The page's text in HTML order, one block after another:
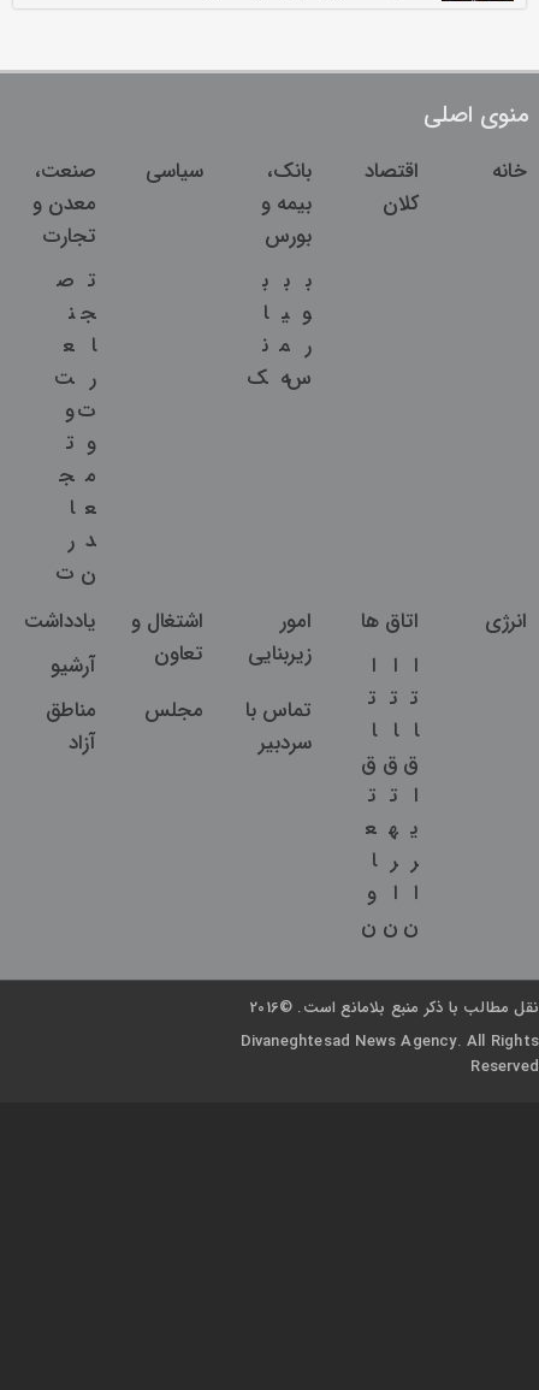
منوی اصلی
خانه
اقتصاد
کلان
بانک،
بیمه و
بورس
ب
و
ر
س
ب
ی
م
ه
ب
ا
ن
ک
سیاسی
صنعت،
معدن و
تجارت
ت
ج
ا
ر
ت
و
م
ع
د
ن
ص
ن
ع
ت
و
ت
ج
ا
ر
ت
انرژی
اتاق ها
ا
ت
ا
ق
ا
ی
ر
ا
ن
ا
ت
ا
ق
ت
ه
ر
ا
ن
ا
ت
ا
ق
ت
ع
ا
و
ن
امور
زیربنایی
اشتغال و
تعاون
یادداشت
آرشیو
تماس با
سردبیر
مجلس
مناطق
آزاد
نقل مطالب با ذکر منبع بلامانع است. ©2016
Divaneghtesad News Agency. All Rights
Reserved